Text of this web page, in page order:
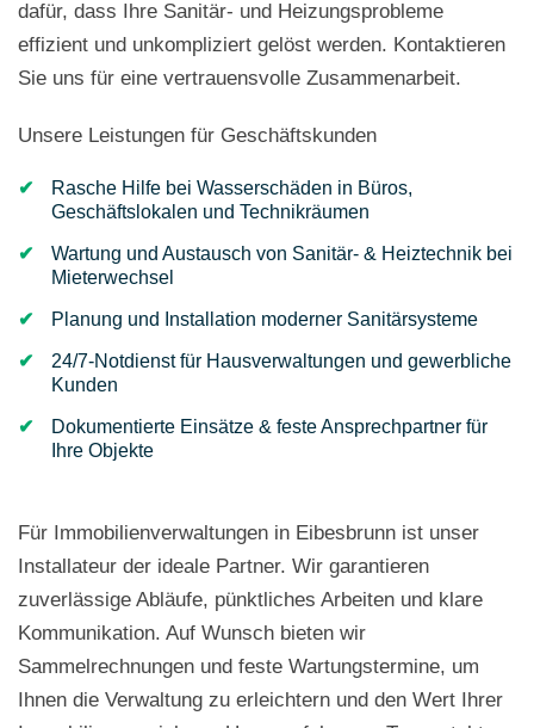
dafür, dass Ihre Sanitär- und Heizungsprobleme
effizient und unkompliziert gelöst werden. Kontaktieren
Sie uns für eine vertrauensvolle Zusammenarbeit.
Unsere Leistungen für Geschäftskunden
Rasche Hilfe bei Wasserschäden in Büros,
Geschäftslokalen und Technikräumen
Wartung und Austausch von Sanitär- & Heiztechnik bei
Mieterwechsel
Planung und Installation moderner Sanitärsysteme
24/7-Notdienst für Hausverwaltungen und gewerbliche
Kunden
Dokumentierte Einsätze & feste Ansprechpartner für
Ihre Objekte
Für Immobilienverwaltungen in Eibesbrunn ist unser
Installateur der ideale Partner. Wir garantieren
zuverlässige Abläufe, pünktliches Arbeiten und klare
Kommunikation. Auf Wunsch bieten wir
Sammelrechnungen und feste Wartungstermine, um
Ihnen die Verwaltung zu erleichtern und den Wert Ihrer